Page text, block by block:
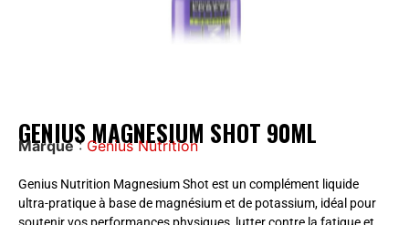
GENIUS MAGNESIUM SHOT 90ML
Marque:Genius Nutrition
Genius Nutrition Magnesium Shot est un complément liquide
ultra-pratique à base de magnésium et de potassium, idéal pour